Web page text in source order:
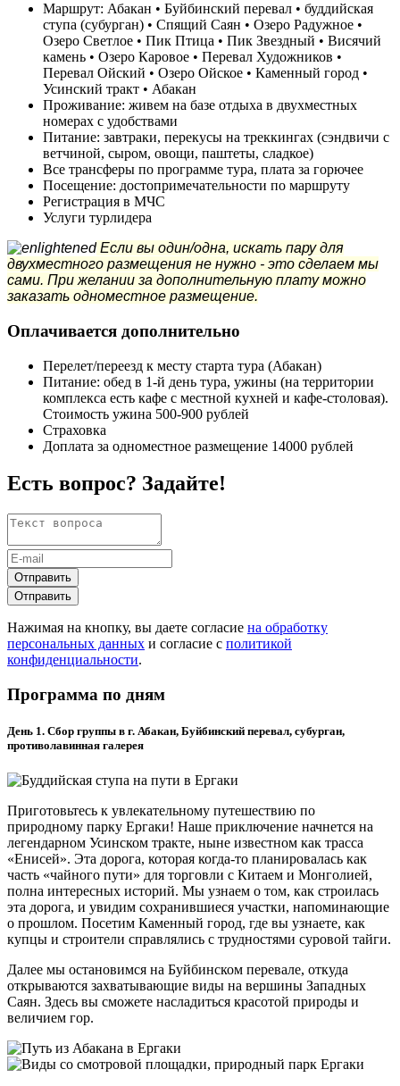
Маршрут: Абакан • Буйбинский перевал • буддийская
ступа (субурган) • Спящий Саян • Озеро Радужное •
Озеро Светлое • Пик Птица • Пик Звездный • Висячий
камень • Озеро Каровое • Перевал Художников •
Перевал Ойский • Озеро Ойское • Каменный город •
Усинский тракт • Абакан
Проживание: живем на базе отдыха в двухместных
номерах с удобствами
Питание: завтраки, перекусы на треккингах (сэндвичи с
ветчиной, сыром, овощи, паштеты, сладкое)
Все трансферы по программе тура, плата за горючее
Посещение: достопримечательности по маршруту
Регистрация в МЧС
Услуги турлидера
Если вы один/одна, искать пару для
двухместного размещения не нужно - это сделаем мы
сами. При желании за дополнительную плату можно
заказать одноместное размещение.
Оплачивается дополнительно
Перелет/переезд к месту старта тура (Абакан)
Питание: обед в 1-й день тура, ужины (на территории
комплекса есть кафе с местной кухней и кафе-столовая).
Стоимость ужина 500-900 рублей
Страховка
Доплата за одноместное размещение 14000 рублей
Есть вопрос? Задайте!
Отправить
Отправить
Нажимая на кнопку, вы даете согласие на обработку
персональных данных и согласие с политикой
конфиденциальности.
Программа по дням
День 1. Сбор группы в г. Абакан, Буйбинский перевал, субурган,
противолавинная галерея
Приготовьтесь к увлекательному путешествию по
природному парку Ергаки! Наше приключение начнется на
легендарном Усинском тракте, ныне известном как трасса
«Енисей». Эта дорога, которая когда-то планировалась как
часть «чайного пути» для торговли с Китаем и Монголией,
полна интересных историй. Мы узнаем о том, как строилась
эта дорога, и увидим сохранившиеся участки, напоминающие
о прошлом. Посетим Каменный город, где вы узнаете, как
купцы и строители справлялись с трудностями суровой тайги.
Далее мы остановимся на Буйбинском перевале, откуда
открываются захватывающие виды на вершины Западных
Саян. Здесь вы сможете насладиться красотой природы и
величием гор.